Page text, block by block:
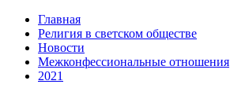
Главная
Религия в светском обществе
Новости
Межконфессиональные отношения
2021